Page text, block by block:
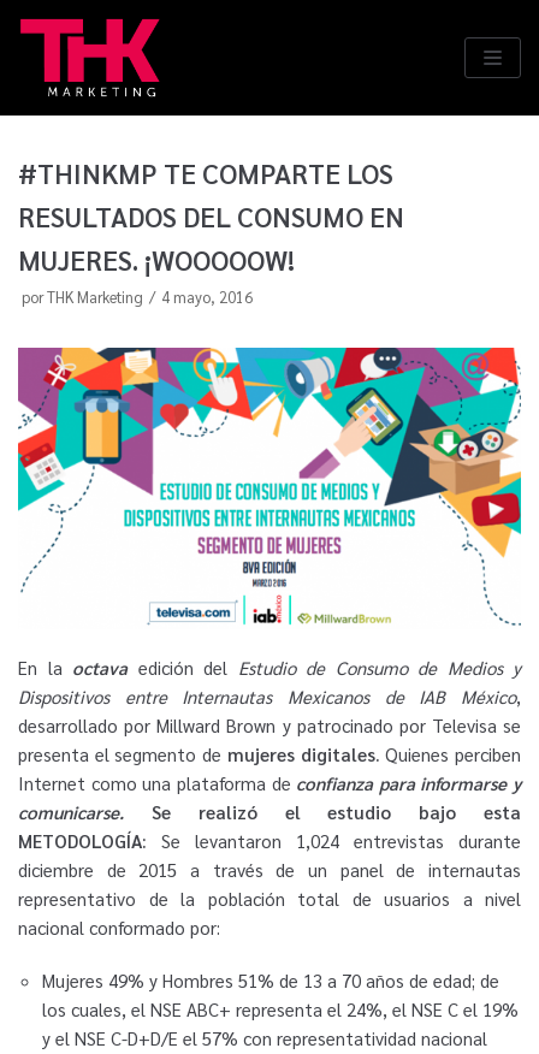
Saltar
contenido
#THINKMP TE COMPARTE LOS
RESULTADOS DEL CONSUMO EN
MUJERES. ¡WOOOOOW!
porTHK Marketing 4 mayo, 2016
En la octavaedición del Estudio de Consumo de Medios y
Dispositivos entre Internautas Mexicanos de IAB México,
desarrollado por Millward Brown y patrocinado por Televisa se
presenta el segmento de mujeres digitales. Quienes perciben
Internet como una plataforma de confianza para informarse y
comunicarse. Se realizó el estudio bajo esta
METODOLOGÍA: Se levantaron 1,024 entrevistas durante
diciembre de 2015 a través de un panel de internautas
representativo de la población total de usuarios a nivel
nacional conformado por:
Mujeres 49% y Hombres 51% de 13 a 70 años de edad; de
los cuales, el NSE ABC+ representa el 24%, el NSE C el 19%
y el NSE C-D+D/E el 57% con representatividad nacional